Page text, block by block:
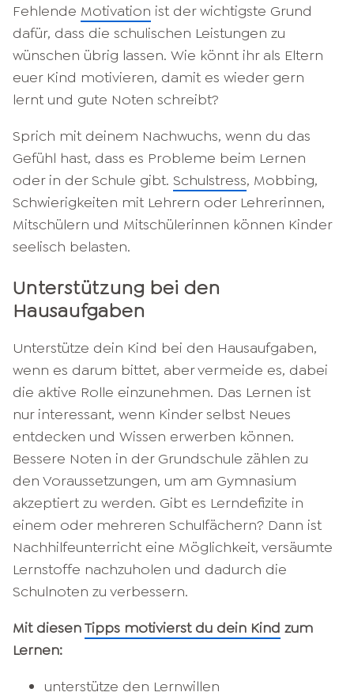
Fehlende Motivation ist der wichtigste Grund
dafür, dass die schulischen Leistungen zu
wünschen übrig lassen. Wie könnt ihr als Eltern
euer Kind motivieren, damit es wieder gern
lernt und gute Noten schreibt?
Sprich mit deinem Nachwuchs, wenn du das
Gefühl hast, dass es Probleme beim Lernen
oder in der Schule gibt. Schulstress, Mobbing,
Schwierigkeiten mit Lehrern oder Lehrerinnen,
Mitschülern und Mitschülerinnen können Kinder
seelisch belasten.
Unterstützung bei den
Hausaufgaben
Unterstütze dein Kind bei den Hausaufgaben,
wenn es darum bittet, aber vermeide es, dabei
die aktive Rolle einzunehmen. Das Lernen ist
nur interessant, wenn Kinder selbst Neues
entdecken und Wissen erwerben können.
Bessere Noten in der Grundschule zählen zu
den Voraussetzungen, um am Gymnasium
akzeptiert zu werden. Gibt es Lerndefizite in
einem oder mehreren Schulfächern? Dann ist
Nachhilfeunterricht eine Möglichkeit, versäumte
Lernstoffe nachzuholen und dadurch die
Schulnoten zu verbessern.
Mit diesenTipps motivierst du dein Kind zum
Lernen:
unterstütze den Lernwillen